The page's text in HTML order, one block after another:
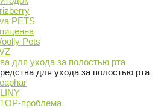
PETS
Pets
для ухода за полостью рта
для ухода за полостью рта
проблема